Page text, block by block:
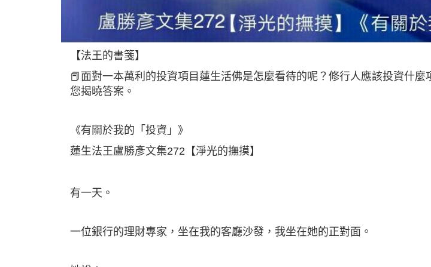
【法王的書箋】
📕面對一本萬利的投資項目蓮生活佛是怎麼看待的呢？修行人應該投資什
您揭曉答案。
《有關於我的「投資」》
蓮生法王盧勝彥文集272【淨光的撫摸】
有一天。
一位銀行的理財專家，坐在我的客廳沙發，我坐在她的正對面。